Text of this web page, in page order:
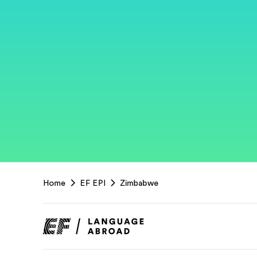
Home EF EPI Zimbabwe